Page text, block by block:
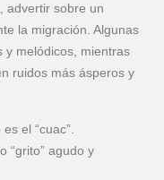
advertir sobre un
la migración. Algunas
y melódicos, mientras
ruidos más ásperos y
el “cuac”.
“grito” agudo y